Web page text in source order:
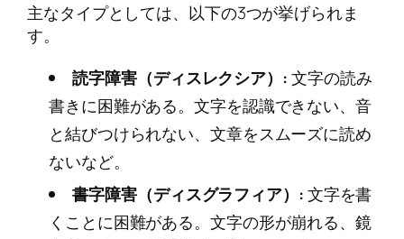
主なタイプとしては、以下の3つが挙げられま
す。
読字障害（ディスレクシア）:文字の読み
書きに困難がある。文字を認識できない、音
と結びつけられない、文章をスムーズに読め
ないなど。
書字障害（ディスグラフィア）:文字を書
くことに困難がある。文字の形が崩れる、鏡